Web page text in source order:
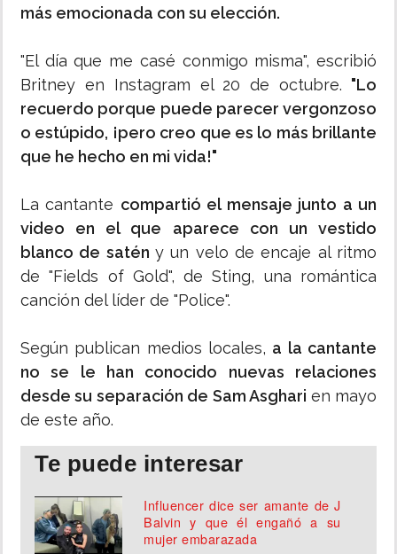
más emocionada con su elección.
"El día que me casé conmigo misma", escribió
Britney en Instagram el 20 de octubre. "Lo
recuerdo porque puede parecer vergonzoso
o estúpido, ¡pero creo que es lo más brillante
que he hecho en mi vida!"
La cantante compartió el mensaje junto a un
video en el que aparece con un vestido
blanco de satén y un velo de encaje al ritmo
de "Fields of Gold", de Sting, una romántica
canción del líder de "Police".
Según publican medios locales, a la cantante
no se le han conocido nuevas relaciones
desde su separación de Sam Asghari en mayo
de este año.
Te puede interesar
Influencer dice ser amante de J
Balvin y que él engañó a su
mujer embarazada